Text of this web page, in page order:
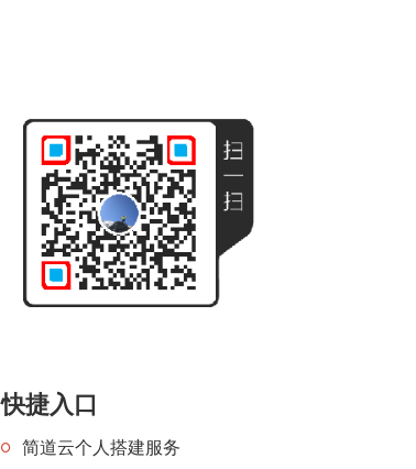
快捷入口
简道云个人搭建服务